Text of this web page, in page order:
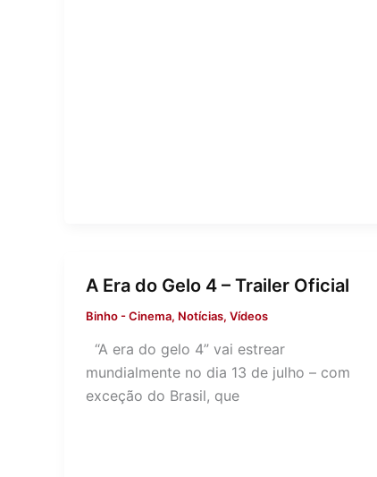
A Era do Gelo 4 – Trailer Oficial
Binho-Cinema, Notícias, Vídeos
“A era do gelo 4” vai estrear
mundialmente no dia 13 de julho – com
exceção do Brasil, que